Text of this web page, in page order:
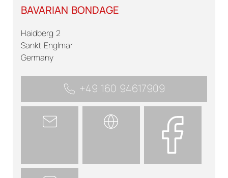
BAVARIAN BONDAGE
Haidberg 2
Sankt Englmar
Germany
+49 160 94617909